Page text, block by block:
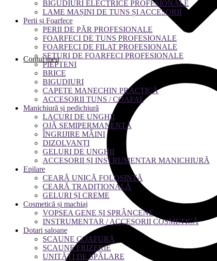
Contul meu
BIGUDIURI ELECTRICE PROFESIONALE
LAME MAȘINI DE TUNS ȘI ACCESORII
Perii și Foarfece
PERII DE PĂR PROFESIONALE
FOARFECI DE TUNS PROFESIONALE
FOARFECI DE FILAT PROFESIONALE
SETURI DE FOARFECI PROFESIONALE
PIEPTENI
BRICE
BIGUDIURI
CAPETE MANECHIN PRACTICĂ
ACCESORII TUNS / COAFAT
Manichiură și pedichiură
LACURI DE UNGHII
OJĂ SEMIPERMANENTĂ
ÎNGRIJIRE MÂINI
DIZOLVANȚI
GELURI DE UNGHII
ACCESORII ȘI INSTRUMENTAR MANICHIURĂ
Epilare
CEARĂ UNICĂ FOLOSINTĂ
CEARĂ TRADIȚIONALĂ
GELURI ȘI CREME
Cosmetică și machiaj
VOPSEA GENE ȘI SPRÂNCENE
INSTRUMENTAR / ACCESORII COSMETICĂ
Dotari saloane
SCAUNE COAFURĂ
SCAUNE FRIZERIE
UNITĂȚI DE SPĂLARE